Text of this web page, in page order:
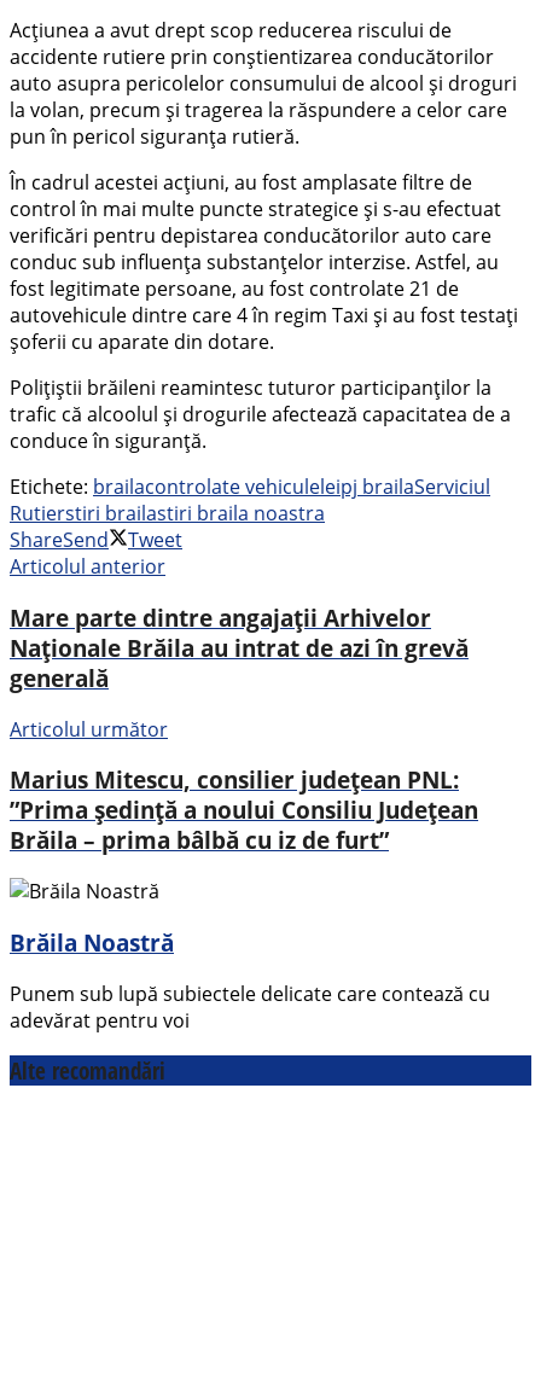
Acțiunea a avut drept scop reducerea riscului de
accidente rutiere prin conștientizarea conducătorilor
auto asupra pericolelor consumului de alcool și droguri
la volan, precum și tragerea la răspundere a celor care
pun în pericol siguranța rutieră.
În cadrul acestei acțiuni, au fost amplasate filtre de
control în mai multe puncte strategice și s-au efectuat
verificări pentru depistarea conducătorilor auto care
conduc sub influența substanțelor interzise. Astfel, au
fost legitimate persoane, au fost controlate 21 de
autovehicule dintre care 4 în regim Taxi și au fost testați
șoferii cu aparate din dotare.
Polițiștii brăileni reamintesc tuturor participanților la
trafic că alcoolul și drogurile afectează capacitatea de a
conduce în siguranță.
Etichete: brailacontrolate vehiculeleipj brailaServiciul
Rutierstiri brailastiri braila noastra
ShareSend
Tweet
Articolul anterior
Mare parte dintre angajații Arhivelor
Naționale Brăila au intrat de azi în grevă
generală
Articolul următor
Marius Mitescu, consilier județean PNL:
”Prima ședință a noului Consiliu Județean
Brăila – prima bâlbă cu iz de furt”
Brăila Noastră
Punem sub lupă subiectele delicate care contează cu
adevărat pentru voi
Alte recomandări